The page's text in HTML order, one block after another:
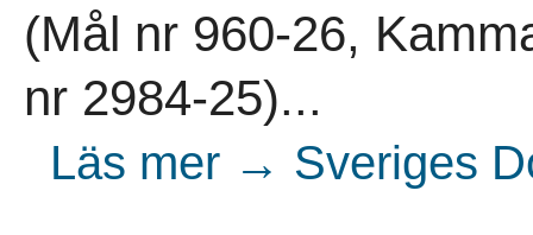
(Mål nr 960-26,
nr 2984-25)...
Läs mer → Sveriges